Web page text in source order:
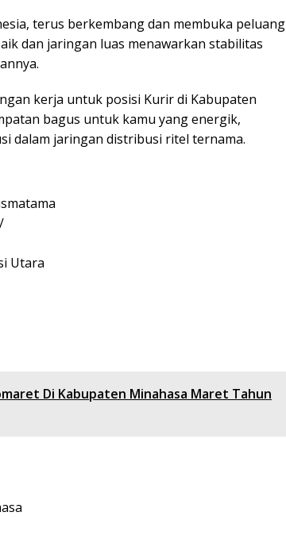
terus berkembang dan membuka peluang
dan jaringan luas menawarkan stabilitas
kerja untuk posisi Kurir di Kabupaten
bagus untuk kamu yang energik,
dalam jaringan distribusi ritel ternama.
Utara
Di Kabupaten Minahasa Maret Tahun